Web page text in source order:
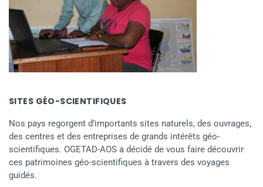
SITES GÉO-SCIENTIFIQUES
Nos pays regorgent d’importants sites naturels, des ouvrages,
des centres et des entreprises de grands intérêts géo-
scientifiques. OGETAD-AOS a décidé de vous faire découvrir
ces patrimoines géo-scientifiques à travers des voyages
guidés.